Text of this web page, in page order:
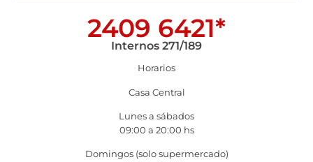
2409 6421*
Internos 271/189
Horarios
Casa Central
Lunes a sábados
09:00 a 20:00 hs
Domingos (solo supermercado)